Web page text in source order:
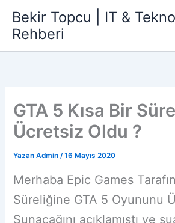
atlaBekir Topcu | IT &
Rehberi
GTA 5 Kısa Bir
Ücretsiz Oldu ?
Yazan Admin/16 Mayıs 2020
Merhaba Epic Games
Süreliğine GTA 5 Oyununu
Sunacağını açıklamıştı ve